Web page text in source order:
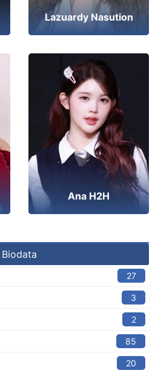
Lazuardy Nasution
Ana H2H
Biodata
27
3
2
85
20